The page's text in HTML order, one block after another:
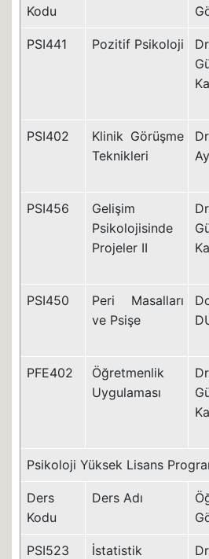
Kodu
PSI441 Pozitif Psikoloji
PSI402
Klinik Görüşme
Teknikleri
PSI456
Gelişim
Psikolojisinde
Projeler II
PSI450
Peri Masalları
ve Psişe
PFE402
Öğretmenlik
Uygulaması
Psikoloji Yüksek Lisans
Ders
Kodu
Ders Adı
PSI523 İstatistik